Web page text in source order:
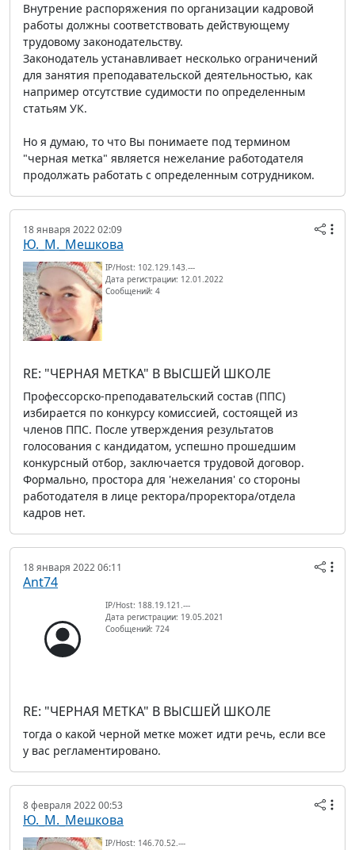
Внутрение распоряжения по организации кадровой
работы должны соответствовать действующему
трудовому законодательству.
Законодатель устанавливает несколько ограничений
для занятия преподавательской деятельностью, как
например отсутствие судимости по определенным
статьям УК.
Но я думаю, то что Вы понимаете под термином
"черная метка" является нежелание работодателя
продолжать работать с определенным сотрудником.
18 января 2022 02:09
Ю._М._Мешкова
IP/Host: 102.129.143.---
Дата регистрации: 12.01.2022
Сообщений: 4
RE: "ЧЕРНАЯ МЕТКА" В ВЫСШЕЙ ШКОЛЕ
Профессорско-преподавательский состав (ППС)
избирается по конкурсу комиссией, состоящей из
членов ППС. После утверждения результатов
голосования с кандидатом, успешно прошедшим
конкурсный отбор, заключается трудовой договор.
Формально, простора для 'нежелания' со стороны
работодателя в лице ректора/проректора/отдела
кадров нет.
18 января 2022 06:11
Ant74
IP/Host: 188.19.121.---
Дата регистрации: 19.05.2021
Сообщений: 724
RE: "ЧЕРНАЯ МЕТКА" В ВЫСШЕЙ ШКОЛЕ
тогда о какой черной метке может идти речь, если все
у вас регламентировано.
8 февраля 2022 00:53
Ю._М._Мешкова
IP/Host: 146.70.52.---